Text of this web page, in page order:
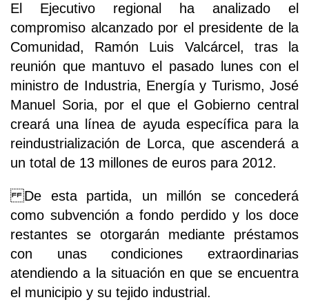
El Ejecutivo regional ha analizado el
compromiso alcanzado por el presidente de la
Comunidad, Ramón Luis Valcárcel, tras la
reunión que mantuvo el pasado lunes con el
ministro de Industria, Energía y Turismo, José
Manuel Soria, por el que el Gobierno central
creará una línea de ayuda específica para la
reindustrialización de Lorca, que ascenderá a
un total de 13 millones de euros para 2012.
De esta partida, un millón se concederá
como subvención a fondo perdido y los doce
restantes se otorgarán mediante préstamos
con unas condiciones extraordinarias
atendiendo a la situación en que se encuentra
el municipio y su tejido industrial.